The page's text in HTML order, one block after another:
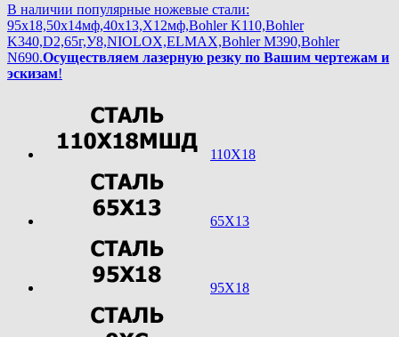
В наличии популярные ножевые стали:
95х18,50х14мф,40х13,Х12мф,Bohler K110,Bohler
K340,D2,65г,У8,NIOLOX,ELMAX,Bohler М390,Bohler
N690.Осуществляем лазерную резку по Вашим чертежам и
эскизам!
110Х18
65Х13
95Х18